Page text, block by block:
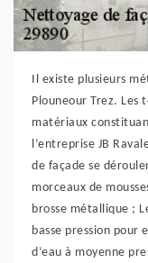
Il existe plusieurs
Plouneour Trez. Les
matériaux
l’entreprise JB
de façade se
morceaux de
brosse métallique ;
basse pression pour
d’eau à moyenne